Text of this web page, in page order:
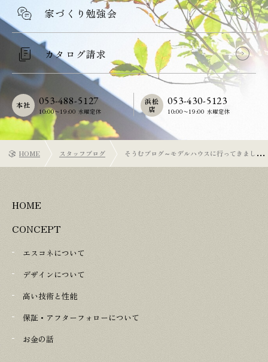
家づくり勉強会
カタログ請求
053-488-5127
10:00〜19:00 水曜定休
本社 053-430-5123
10:00〜19:00 水曜定休
浜松
店
HOME スタッフブログ そうむブログ～モデルハウスに行ってきまし
HOME
CONCEPT
エスコネについて
デザインについて
高い技術と性能
保証・アフターフォローについて
お金の話